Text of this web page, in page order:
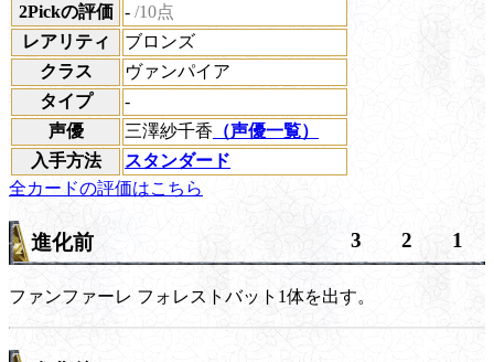
2Pickの評価 - /10点
レアリティ
ブロンズ
クラス
ヴァンパイア
タイプ
-
声優
三澤紗千香 （声優一覧）
入手方法
スタンダード
全カードの評価はこちら
進化前 3 2 1
ファンファーレ フォレストバット1体を出す。